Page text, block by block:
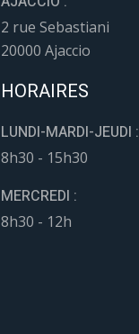
2 rue Sebastiani
20000 Ajaccio
HORAIRES
LUNDI-MARDI-JEUDI :
8h30 - 15h30
MERCREDI :
8h30 - 12h